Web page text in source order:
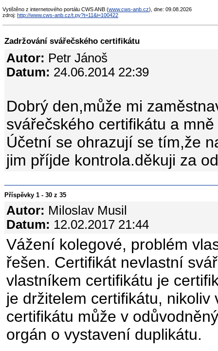
Vytištěno z internetového portálu CWS ANB (www.cws-anb.cz), dne: 09.08.2026
zdroj: http://www.cws-anb.cz/t.py?t=11&i=100422
Zadržování svářečského certifikátu
Autor: Petr Jánoš
Datum: 24.06.2014 22:39
Dobrý den,může mi
svářečského certifikátu a
Účetní se ohrazují se tím,že
jim příjde kontrola.děkuji za
Příspěvky 1 - 30 z 35
Autor: Miloslav Musil
Datum: 12.02.2017 21:44
Vážení kolegové, problém
řešen. Certifikát nevlastní
vlastníkem certifikátu je
je držitelem certifikátu,
certifikátu může v
orgán o vystavení duplikátu.